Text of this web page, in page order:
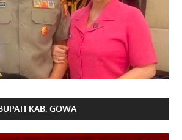
KAB. GOWA